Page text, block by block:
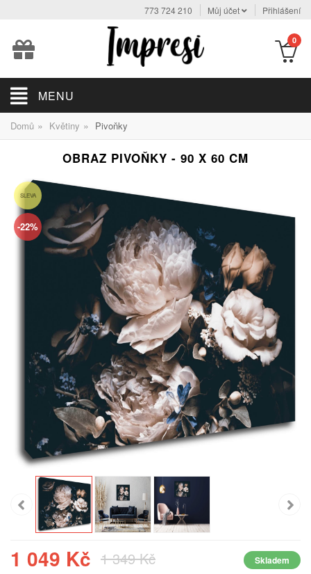
773 724 210 Můj účet Přihlášení
0
MENU
Domů » Květiny » Pivoňky
OBRAZ PIVOŇKY - 90 X 60 CM
SLEVA
-22%
1 049 Kč 1 349 Kč Skladem